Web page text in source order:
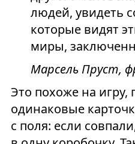
людей, увидеть
которые видят
миры,
Марсель Пруст,
Это похоже на игру,
одинаковые
с поля: если